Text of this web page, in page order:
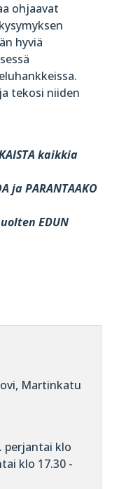
ohjaavat
hyviä
tekosi niiden
kaikkia
ja PARANTAAKO
EDUN
Martinkatu
perjantai klo
klo 17.30 -